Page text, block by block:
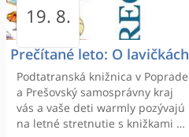
Poprad - Veľká
Mestská časť
Masážny salón Pohodička
Reštaurácia Červený Mak
< 100m
Poprad
Cvičisko Poprad
Penzión Harmony
< 100m
Poprad
Prečítané leto: O lavičkách
19. 8.
Podtatranská knižnica v Poprade
a Prešovský samosprávny kraj
vás a vaše deti warmly pozývajú
na letné stretnutie s knižkami v